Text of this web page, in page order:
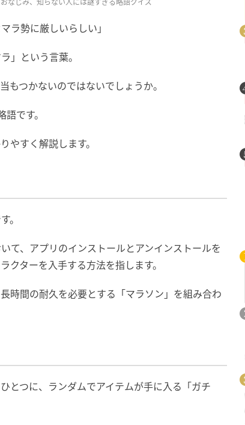
なじみ、知らない人には謎すぎる略語クイズ
ラ勢に厳しいらしい」
」という言葉。
もつかないのではないでしょうか。
です。
やすく解説します。
。
て、アプリのインストールとアンインストールを
クターを入手する方法を指します。
時間の耐久を必要とする「マラソン」を組み合わ
とつに、ランダムでアイテムが手に入る「ガチ